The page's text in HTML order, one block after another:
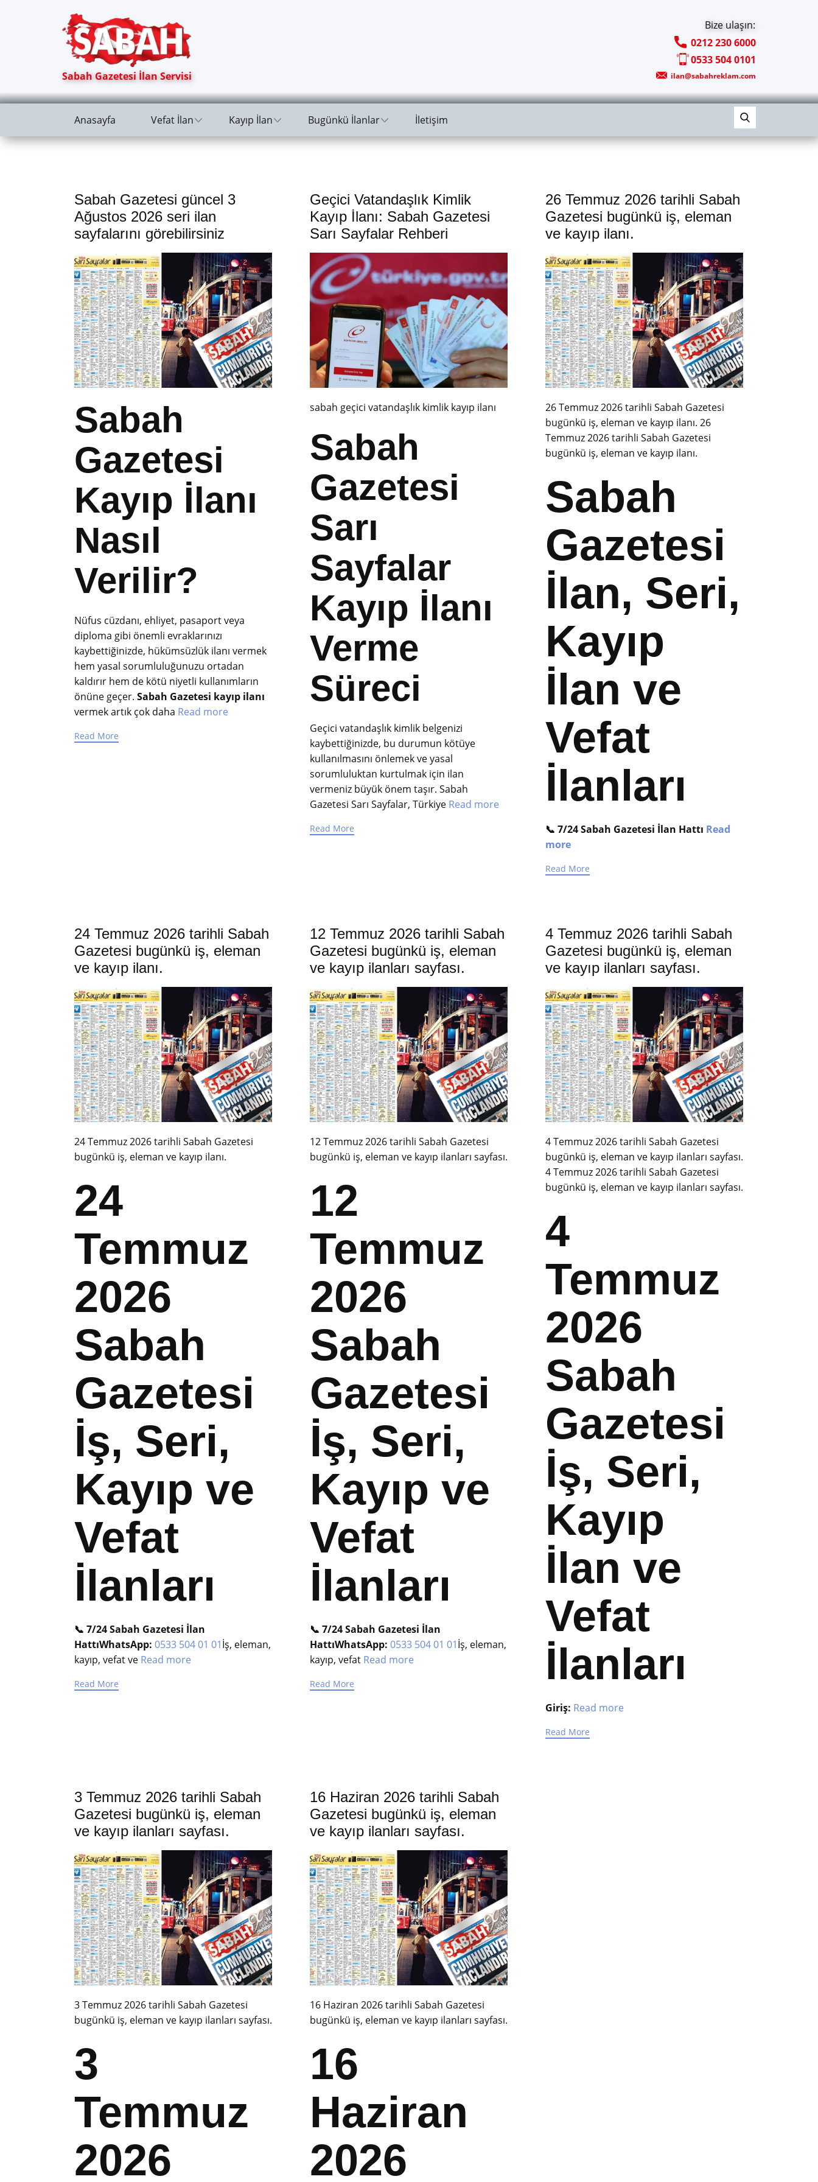
Bize ulaşın:
0212 230 6000
0533 504 0101
Sabah Gazetesi İlan Servisi
ilan@sabahreklam.com
Anasayfa Vefat İlan Kayıp İlan Bugünkü İlanlar İletişim
Sabah Gazetesi güncel 3
Ağustos 2026 seri ilan
sayfalarını görebilirsiniz
Sabah
Gazetesi
Kayıp İlanı
Nasıl
Verilir?
Nüfus cüzdanı, ehliyet, pasaport veya
diploma gibi önemli evraklarınızı
kaybettiğinizde, hükümsüzlük ilanı vermek
hem yasal sorumluluğunuzu ortadan
kaldırır hem de kötü niyetli kullanımların
önüne geçer. Sabah Gazetesi kayıp ilanı
vermek artık çok daha Read more
Read More
Geçici Vatandaşlık Kimlik
Kayıp İlanı: Sabah Gazetesi
Sarı Sayfalar Rehberi
sabah geçici vatandaşlık kimlik kayıp ilanı
Sabah
Gazetesi
Sarı
Sayfalar
Kayıp İlanı
Verme
Süreci
Geçici vatandaşlık kimlik belgenizi
kaybettiğinizde, bu durumun kötüye
kullanılmasını önlemek ve yasal
sorumluluktan kurtulmak için ilan
vermeniz büyük önem taşır. Sabah
Gazetesi Sarı Sayfalar, Türkiye Read more
Read More
26 Temmuz 2026 tarihli Sabah
Gazetesi bugünkü iş, eleman
ve kayıp ilanı.
26 Temmuz 2026 tarihli Sabah Gazetesi
bugünkü iş, eleman ve kayıp ilanı. 26
Temmuz 2026 tarihli Sabah Gazetesi
bugünkü iş, eleman ve kayıp ilanı.
Sabah
Gazetesi
İlan, Seri,
Kayıp
İlan ve
Vefat
İlanları
📞 7/24 Sabah Gazetesi İlan Hattı Read
more
Read More
24 Temmuz 2026 tarihli Sabah
Gazetesi bugünkü iş, eleman
ve kayıp ilanı.
24 Temmuz 2026 tarihli Sabah Gazetesi
bugünkü iş, eleman ve kayıp ilanı.
24
Temmuz
2026
Sabah
Gazetesi
İş, Seri,
Kayıp ve
Vefat
İlanları
📞 7/24 Sabah Gazetesi İlan
HattıWhatsApp: 0533 504 01 01İş, eleman,
kayıp, vefat ve Read more
Read More
12 Temmuz 2026 tarihli Sabah
Gazetesi bugünkü iş, eleman
ve kayıp ilanları sayfası.
12 Temmuz 2026 tarihli Sabah Gazetesi
bugünkü iş, eleman ve kayıp ilanları sayfası.
12
Temmuz
2026
Sabah
Gazetesi
İş, Seri,
Kayıp ve
Vefat
İlanları
📞 7/24 Sabah Gazetesi İlan
HattıWhatsApp: 0533 504 01 01İş, eleman,
kayıp, vefat Read more
Read More
4 Temmuz 2026 tarihli Sabah
Gazetesi bugünkü iş, eleman
ve kayıp ilanları sayfası.
4 Temmuz 2026 tarihli Sabah Gazetesi
bugünkü iş, eleman ve kayıp ilanları sayfası.
4 Temmuz 2026 tarihli Sabah Gazetesi
bugünkü iş, eleman ve kayıp ilanları sayfası.
4
Temmuz
2026
Sabah
Gazetesi
İş, Seri,
Kayıp
İlan ve
Vefat
İlanları
Giriş: Read more
Read More
3 Temmuz 2026 tarihli Sabah
Gazetesi bugünkü iş, eleman
ve kayıp ilanları sayfası.
3 Temmuz 2026 tarihli Sabah Gazetesi
bugünkü iş, eleman ve kayıp ilanları sayfası.
3
Temmuz
2026
16 Haziran 2026 tarihli Sabah
Gazetesi bugünkü iş, eleman
ve kayıp ilanları sayfası.
16 Haziran 2026 tarihli Sabah Gazetesi
bugünkü iş, eleman ve kayıp ilanları sayfası.
16
Haziran
2026